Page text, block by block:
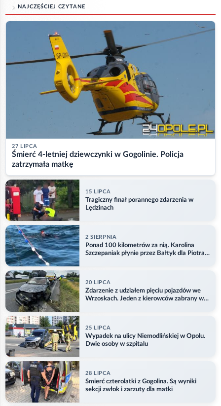
NAJCZĘŚCIEJ CZYTANE
27 LIPCA
Śmierć 4-letniej dziewczynki w Gogolinie. Policja
zatrzymała matkę
15 LIPCA
Tragiczny finał porannego zdarzenia w
Lędzinach
2 SIERPNIA
Ponad 100 kilometrów za nią. Karolina
Szczepaniak płynie przez Bałtyk dla Piotra.
20 LIPCA
Zdarzenie z udziałem pięciu pojazdów we
Wrzoskach. Jeden z kierowców zabrany w
25 LIPCA
Wypadek na ulicy Niemodlińskiej w Opolu.
Dwie osoby w szpitalu
28 LIPCA
Śmierć czterolatki z Gogolina. Są wyniki
sekcji zwłok i zarzuty dla matki